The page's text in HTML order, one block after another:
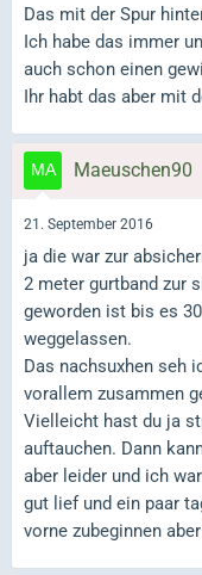
Das mit der Spur
Ich habe das immer
auch schon einen
Ihr habt das aber mit
Maeuschen90
21. September 2016
ja die war zur
2 meter gurtband zur
geworden ist bis es
weggelassen.
Das nachsuxhen seh
vorallem zusammen
Vielleicht hast du ja
auftauchen. Dann
aber leider und ich
gut lief und ein paar
vorne zubeginnen